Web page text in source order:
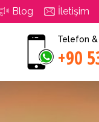
Blog İletişim
Telefon
+90